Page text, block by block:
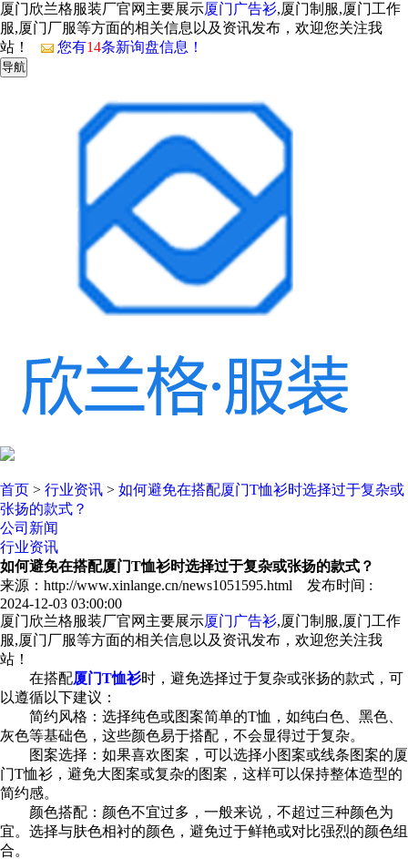
厦门欣兰格服装厂官网主要展示厦门广告衫,厦门制服,厦门工作
服,厦门厂服等方面的相关信息以及资讯发布，欢迎您关注我
站！
您有14条新询盘信息！
导航
首页 > 行业资讯 > 如何避免在搭配厦门T恤衫时选择过于复杂或
张扬的款式？
公司新闻
行业资讯
如何避免在搭配厦门T恤衫时选择过于复杂或张扬的款式？
来源：http://www.xinlange.cn/news1051595.html 发布时间 :
2024-12-03 03:00:00
厦门欣兰格服装厂官网主要展示厦门广告衫,厦门制服,厦门工作
服,厦门厂服等方面的相关信息以及资讯发布，欢迎您关注我
站！
在搭配厦门T恤衫时，避免选择过于复杂或张扬的款式，可
以遵循以下建议：
简约风格：选择纯色或图案简单的T恤，如纯白色、黑色、
灰色等基础色，这些颜色易于搭配，不会显得过于复杂。
图案选择：如果喜欢图案，可以选择小图案或线条图案的厦
门T恤衫，避免大图案或复杂的图案，这样可以保持整体造型的
简约感。
颜色搭配：颜色不宜过多，一般来说，不超过三种颜色为
宜。选择与肤色相衬的颜色，避免过于鲜艳或对比强烈的颜色组
合。